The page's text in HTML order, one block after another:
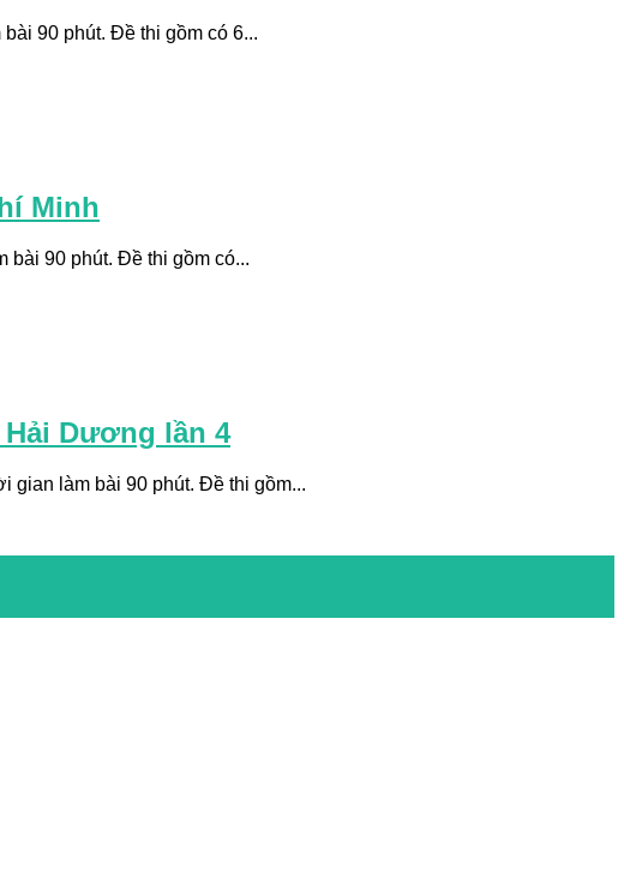
90 phút. Đề thi gồm có 6...
Minh
bài 90 phút. Đề thi gồm có...
Dương lần 4
gian làm bài 90 phút. Đề thi gồm...